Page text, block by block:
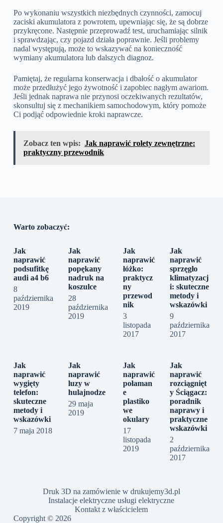
Po wykonaniu wszystkich niezbędnych czynności, zamocuj
zaciski akumulatora z powrotem, upewniając się, że są dobrze
przykręcone. Następnie przeprowadź test, uruchamiając silnik
i sprawdzając, czy pojazd działa poprawnie. Jeśli problemy
nadal występują, może to wskazywać na konieczność
wymiany akumulatora lub dalszych diagnoz.
Pamiętaj, że regularna konserwacja i dbałość o akumulator
może przedłużyć jego żywotność i zapobiec nagłym awariom.
Jeśli jednak naprawa nie przynosi oczekiwanych rezultatów,
skonsultuj się z mechanikiem samochodowym, który pomoże
Ci podjąć odpowiednie kroki naprawcze.
Zobacz ten wpis: Jak naprawić rolety zewnętrzne:
praktyczny przewodnik
Warto zobaczyć:
Jak
naprawić
podsufitkę
audi a4 b6
8
października
2019
Jak
naprawić
popękany
nadruk na
koszulce
28
października
2019
Jak
naprawić
łóżko:
praktycz
ny
przewod
nik
3
listopada
2017
Jak
naprawić
sprzęgło
klimatyzacj
i: skuteczne
metody i
wskazówki
9
października
2017
Jak
naprawić
wygięty
telefon:
skuteczne
metody i
wskazówki
7 maja 2018
Jak
naprawić
luzy w
hulajnodze
29 maja
2019
Jak
naprawić
połaman
e
plastiko
we
okulary
17
listopada
2019
Jak
naprawić
rozciągnięt
y Ściągacz:
poradnik
naprawy i
praktyczne
wskazówki
2
października
2017
Druk 3D na zamówienie w drukujemy3d.pl
Instalacje elektryczne usługi elektryczne
Kontakt z właścicielem
Copyright © 2026